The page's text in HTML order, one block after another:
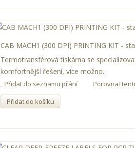
CAB MACH1 (300 DPI) PRINTING KIT -
Termotransférová tiskárna se
komfortnější řešení, více možno..
Přidat do seznamu přání
Porovnat
Přidat do košíku